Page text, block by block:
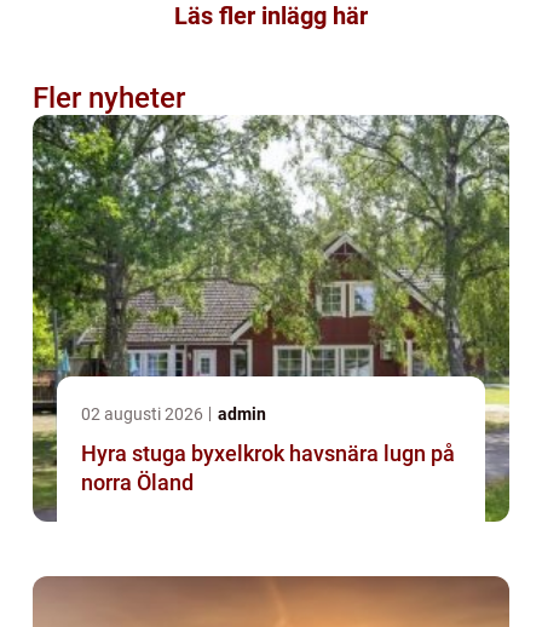
Läs fler inlägg här
Fler nyheter
02 augusti 2026 admin
Hyra stuga byxelkrok havsnära lugn på
norra Öland